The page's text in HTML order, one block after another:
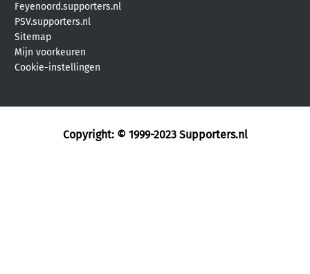
Feyenoord.supporters.nl
PSV.supporters.nl
Sitemap
Mijn voorkeuren
Cookie-instellingen
Copyright: © 1999-2023 Supporters.nl